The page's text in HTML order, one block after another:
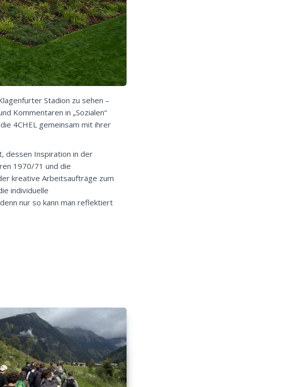
Stadion zu sehen –
Kommentaren in „Sozialen“
4CHEL gemeinsam mit ihrer
dessen Inspiration in der
1970/71 und die
kreative Arbeitsaufträge zum
individuelle
nur so kann man reflektiert